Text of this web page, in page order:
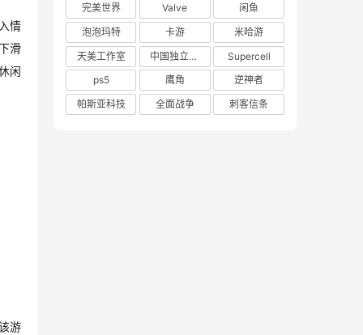
情
滑
闲
游
完美世界
Valve
闲鱼
泡泡玛特
卡游
米哈游
天美工作室
中国独立游戏联盟
Supercell
ps5
鹰角
逆神者
帕斯亚科技
全面战争 刺客信条